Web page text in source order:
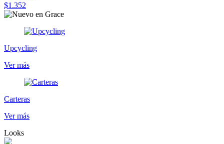
$1.352
Upcycling
Ver más
Carteras
Ver más
Looks